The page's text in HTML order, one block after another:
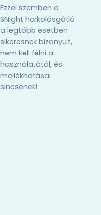
Ezzel szemben a
SNight horkolásgátló
a legtöbb esetben
sikeresnek bizonyult,
nem kell félni a
használatától, és
mellékhatásai
sincsenek!